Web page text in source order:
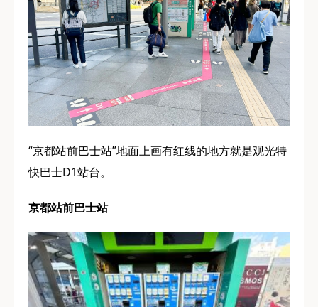
“京都站前巴士站”地面上画有红线的地方就是观光特
快巴士D1站台。
京都站前巴士站